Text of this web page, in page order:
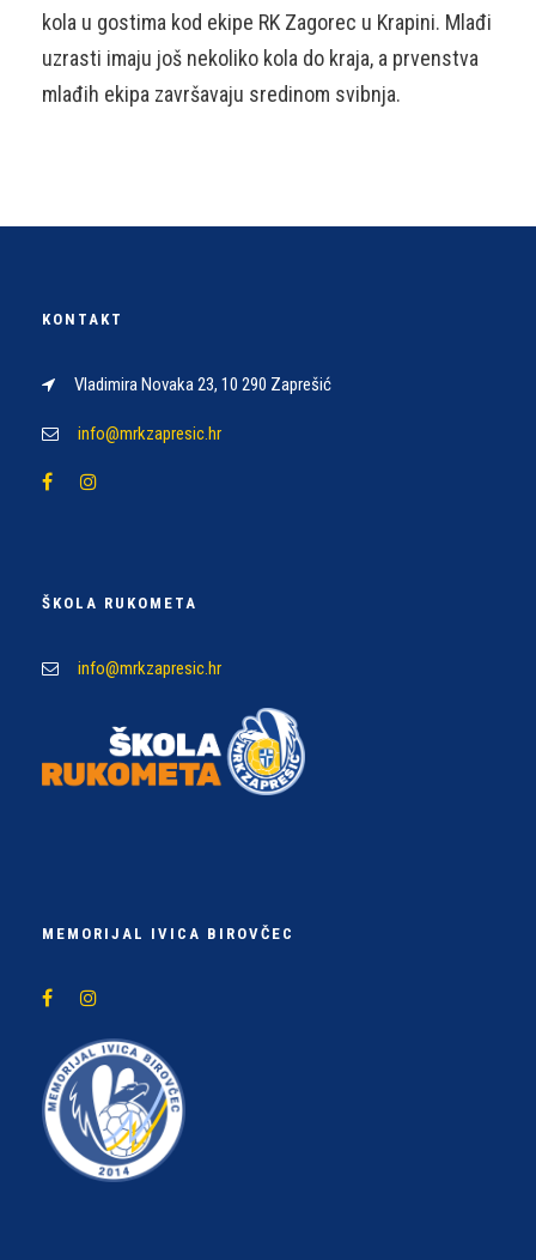
kola u gostima kod ekipe RK Zagorec u Krapini. Mlađi
uzrasti imaju još nekoliko kola do kraja, a prvenstva
mlađih ekipa završavaju sredinom svibnja.
KONTAKT
Vladimira Novaka 23, 10 290 Zaprešić
info@mrkzapresic.hr
ŠKOLA RUKOMETA
info@mrkzapresic.hr
MEMORIJAL IVICA BIROVČEC